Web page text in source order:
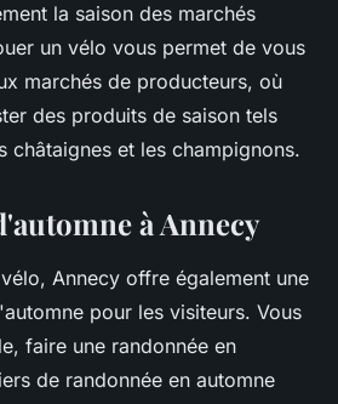
la saison des marchés
un vélo vous permet de vous
marchés de producteurs, où
des produits de saison tels
châtaignes et les champignons.
à Annecy
Annecy offre également une
pour les visiteurs. Vous
faire une randonnée en
de randonnée en automne